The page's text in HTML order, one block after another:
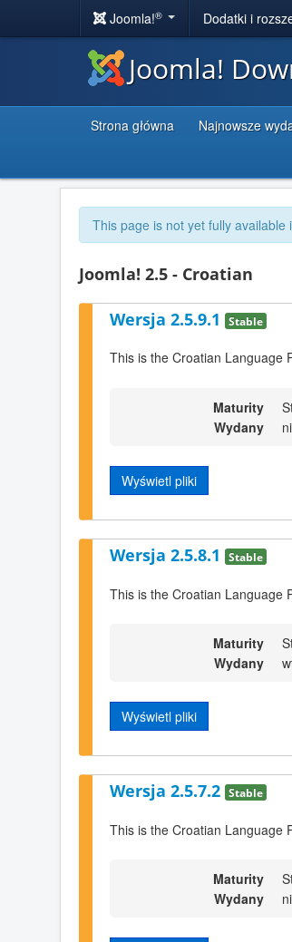
Joomla!® Dodatki i
Joomla!
Strona główna Najnowsze
This page is not yet fully
Joomla! 2.5 - Croatian
Wersja 2.5.9.1 Stable
This is the Croatian Language
Maturity
Wydany
Wyświetl pliki
Wersja 2.5.8.1 Stable
This is the Croatian Language
Maturity
Wydany
Wyświetl pliki
Wersja 2.5.7.2 Stable
This is the Croatian Language
Maturity
Wydany